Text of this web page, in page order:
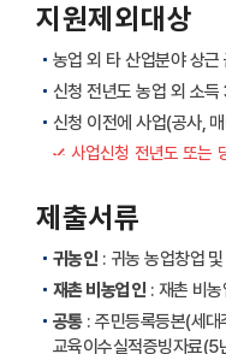
지원제외대상
농업 외 타 산업분야 상
신청 전년도 농업 외 소
신청 이전에 사업(공사,
사업신청 전년도 또는
제출서류
귀농인 : 귀농 농업창업
재촌 비농업인 : 재촌 비
공통: 주민등록등본(세대
교육이수실적증빙자료(5